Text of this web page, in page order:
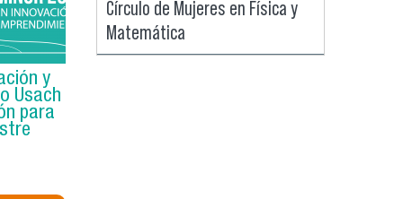
Círculo de Mujeres en Física y
Matemática
y
Usach
para